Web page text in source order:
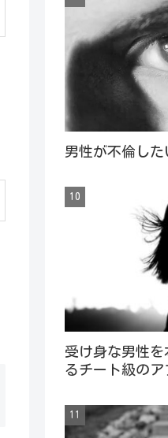
男性が不倫し
受け身な男性
るチート級の